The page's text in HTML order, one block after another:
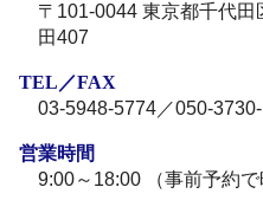
〒101-0044 東京都千代
田407
TEL／FAX
03-5948-5774／050-
営業時間
9:00～18:00 （事前予約で